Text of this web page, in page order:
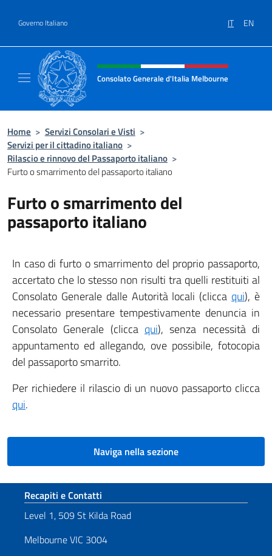
Governo Italiano IT EN
Intestazione sito, social e menù
Consolato Generale d'Italia Melbourne
Home > Servizi Consolari e Visti >
Servizi per il cittadino italiano >
Rilascio e rinnovo del Passaporto italiano >
Furto o smarrimento del passaporto italiano
Furto o smarrimento del
passaporto italiano
In caso di furto o smarrimento del proprio passaporto,
accertato che lo stesso non risulti tra quelli restituiti al
Consolato Generale dalle Autorità locali (clicca qui), è
necessario presentare tempestivamente denuncia in
Consolato Generale (clicca qui), senza necessità di
appuntamento ed allegando, ove possibile, fotocopia
del passaporto smarrito.
Per richiedere il rilascio di un nuovo passaporto clicca
qui.
Naviga nella sezione
Sezione footer
Recapiti e Contatti
Level 1, 509 St Kilda Road
Melbourne VIC 3004